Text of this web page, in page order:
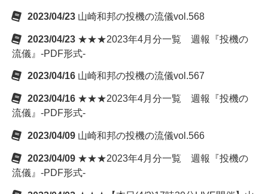
2023/04/23 山崎和邦の投機の流儀vol.568
2023/04/23 ★★★2023年4月分一覧 週報『投機の
流儀』-PDF形式-
2023/04/16 山崎和邦の投機の流儀vol.567
2023/04/16 ★★★2023年4月分一覧 週報『投機の
流儀』-PDF形式-
2023/04/09 山崎和邦の投機の流儀vol.566
2023/04/09 ★★★2023年4月分一覧 週報『投機の
流儀』-PDF形式-